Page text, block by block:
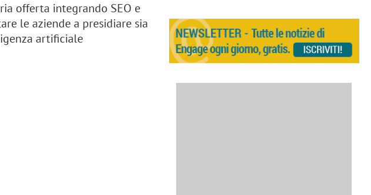
offerta integrando SEO e
le aziende a presidiare sia
artificiale